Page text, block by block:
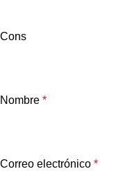
Cons
Nombre *
Correo electrónico *